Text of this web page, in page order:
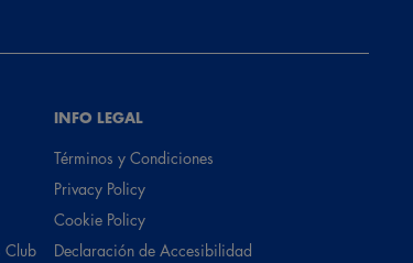
Club
INFO LEGAL
Términos y Condiciones
Privacy Policy
Cookie Policy
Declaración de Accesibilidad